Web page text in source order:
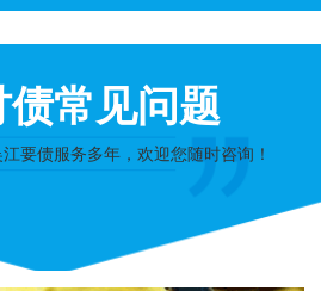
债常见问题
要债服务多年，欢迎您随时咨询！